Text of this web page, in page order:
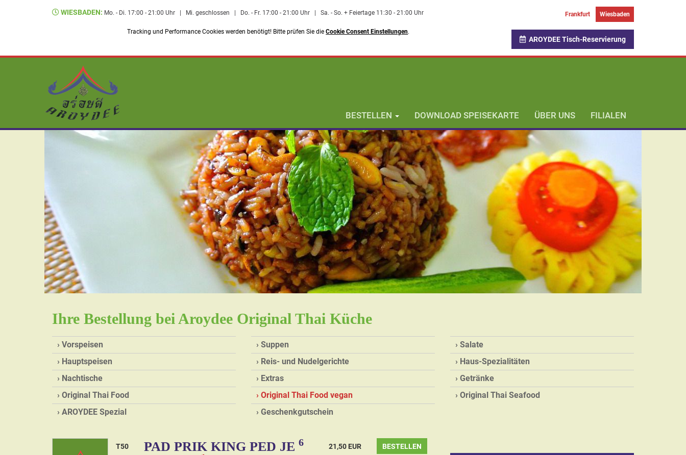
WIESBADEN: Mo. - Di. 17:00 - 21:00 Uhr Mi. geschlossen Do. - Fr. 17:00 - 21:00 Uhr Sa. - So. + Feiertage 11:30 - 21:00 Uhr
Tracking und Performance Cookies werden benötigt! Bitte prüfen Sie dieCookie Consent Einstellungen.
Frankfurt Wiesbaden
AROYDEE Tisch-Reservierung
BESTELLEN DOWNLOAD SPEISEKARTE ÜBER UNS FILIALEN
Ihre Bestellung bei Aroydee Original Thai Küche
Vorspeisen Suppen
Salate
Hauptspeisen
Reis- und Nudelgerichte
Haus-Spezialitäten
Nachtische
Extras
Getränke
Original Thai Food
Original Thai Food vegan
Original Thai Seafood
AROYDEE Spezial
Geschenkgutschein
T50 PAD PRIK KING PED JE 6 21,50 EUR BESTELLEN